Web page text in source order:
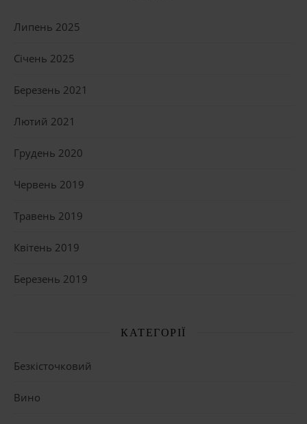
Липень 2025
Січень 2025
Березень 2021
Лютий 2021
Грудень 2020
Червень 2019
Травень 2019
Квітень 2019
Березень 2019
КАТЕГОРІЇ
Безкісточковий
Вино